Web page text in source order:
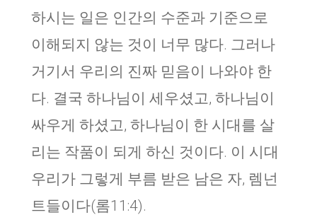
하시는 일은 인간의 수준과 기준으로
이해되지 않는 것이 너무 많다. 그러나
거기서 우리의 진짜 믿음이 나와야 한
다. 결국 하나님이 세우셨고, 하나님이
싸우게 하셨고, 하나님이 한 시대를 살
리는 작품이 되게 하신 것이다. 이 시대
우리가 그렇게 부름 받은 남은 자, 렘넌
트들이다(롬11:4).